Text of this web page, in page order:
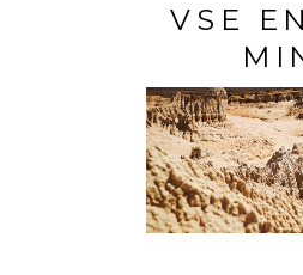
VSE